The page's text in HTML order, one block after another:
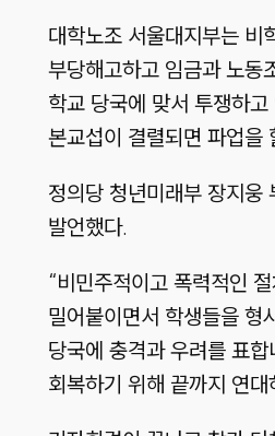
대학노조 서울대지부는 비
부당해고하고 임금과 노동
학교 당국에 맞서 투쟁하고
본교섭이 결렬되면 파업을
정의당 청년미래부 장지웅
발언했다.
“비민주적이고 폭력적인
밀어붙이면서 학생들을 형
당국에 충격과 우려를 표
회복하기 위해 끝까지 연대